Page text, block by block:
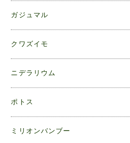
ガジュマル
クワズイモ
ニデラリウム
ポトス
ミリオンバンブー